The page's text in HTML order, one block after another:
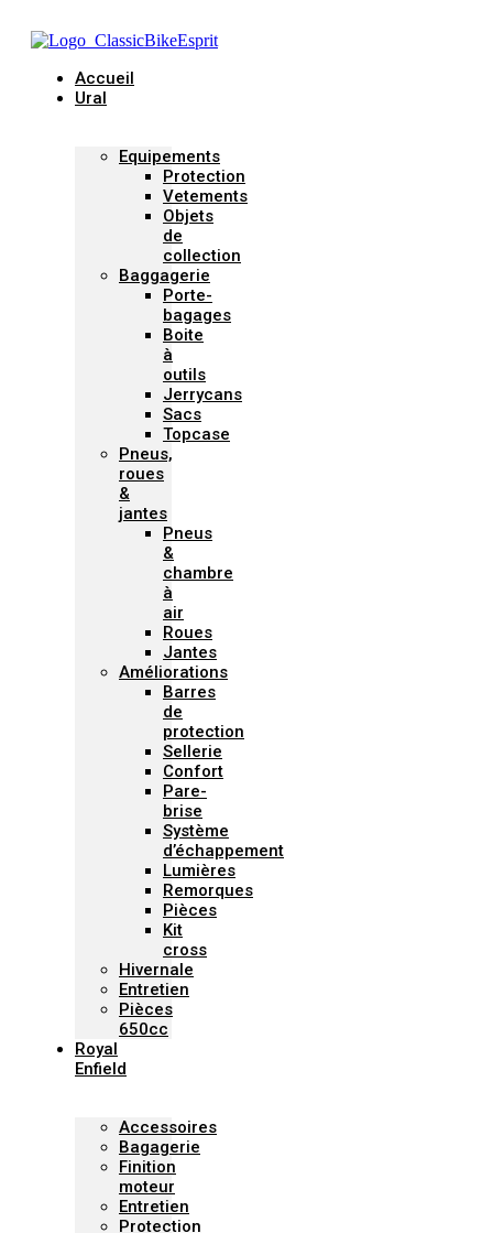
Accueil
Ural
Equipements
Protection
Vetements
Objets
de
collection
Baggagerie
Porte-
bagages
Boite
à
outils
Jerrycans
Sacs
Topcase
Pneus,
roues
&
jantes
Pneus
&
chambre
à
air
Roues
Jantes
Améliorations
Barres
de
protection
Sellerie
Confort
Pare-
brise
Système
d’échappement
Lumières
Remorques
Pièces
Kit
cross
Hivernale
Entretien
Pièces
650cc
Royal
Enfield
Accessoires
Bagagerie
Finition
moteur
Entretien
Protection